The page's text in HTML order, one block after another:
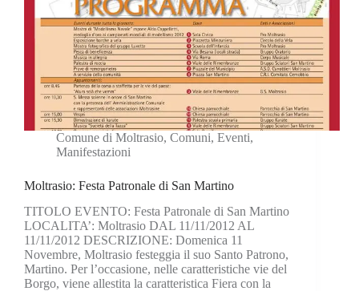
Comune di Moltrasio, Comuni, Eventi,
Manifestazioni
Moltrasio: Festa Patronale di San Martino
TITOLO EVENTO: Festa Patronale di San Martino
LOCALITA’: Moltrasio DAL 11/11/2012 AL
11/11/2012 DESCRIZIONE: Domenica 11
Novembre, Moltrasio festeggia il suo Santo Patrono,
Martino. Per l’occasione, nelle caratteristiche vie del
Borgo, viene allestita la caratteristica Fiera con la